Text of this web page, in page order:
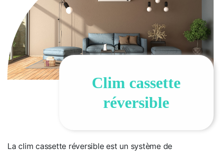
Clim cassette
réversible
La clim cassette réversible est un système de